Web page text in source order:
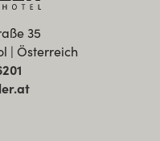
35
| Österreich